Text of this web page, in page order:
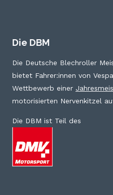
Die DBM
Die Deutsche Blechroller
bietet Fahrer:innen von
Wettbewerb einer
motorisierten Nervenkitzel
Die DBM ist Teil des